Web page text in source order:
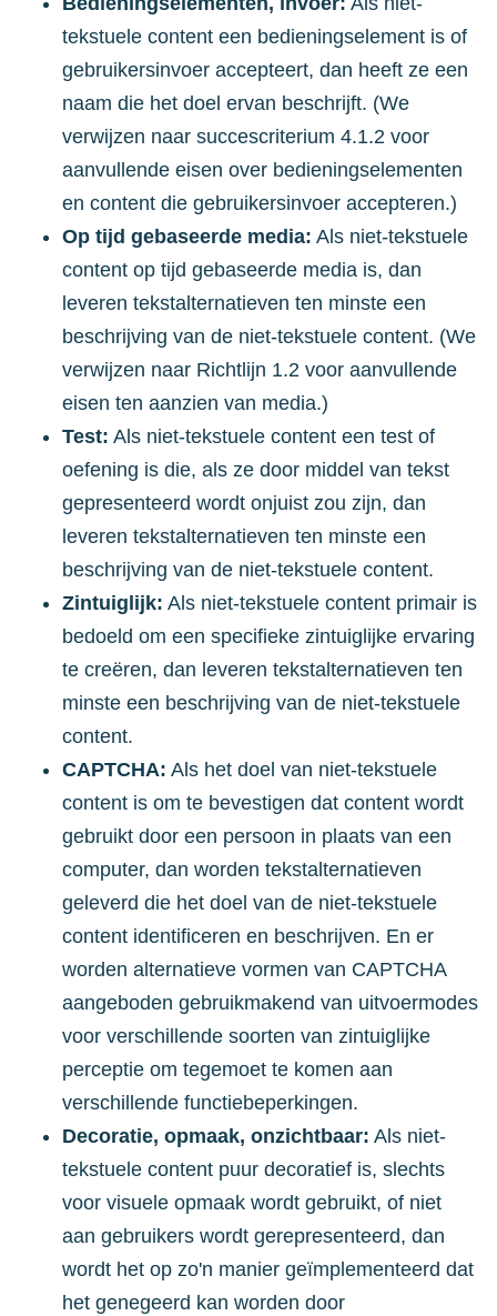
tekstuele content een bedieningselement is of
gebruikersinvoer accepteert, dan heeft ze een
naam die het doel ervan beschrijft. (We
verwijzen naar succescriterium 4.1.2 voor
aanvullende eisen over bedieningselementen
en content die gebruikersinvoer accepteren.)
Op tijd gebaseerde media: Als niet-tekstuele
content op tijd gebaseerde media is, dan
leveren tekstalternatieven ten minste een
beschrijving van de niet-tekstuele content. (We
verwijzen naar Richtlijn 1.2 voor aanvullende
eisen ten aanzien van media.)
Test: Als niet-tekstuele content een test of
oefening is die, als ze door middel van tekst
gepresenteerd wordt onjuist zou zijn, dan
leveren tekstalternatieven ten minste een
beschrijving van de niet-tekstuele content.
Zintuiglijk: Als niet-tekstuele content primair is
bedoeld om een specifieke zintuiglijke ervaring
te creëren, dan leveren tekstalternatieven ten
minste een beschrijving van de niet-tekstuele
content.
CAPTCHA: Als het doel van niet-tekstuele
content is om te bevestigen dat content wordt
gebruikt door een persoon in plaats van een
computer, dan worden tekstalternatieven
geleverd die het doel van de niet-tekstuele
content identificeren en beschrijven. En er
worden alternatieve vormen van CAPTCHA
aangeboden gebruikmakend van uitvoermodes
voor verschillende soorten van zintuiglijke
perceptie om tegemoet te komen aan
verschillende functiebeperkingen.
Decoratie, opmaak, onzichtbaar: Als niet-
tekstuele content puur decoratief is, slechts
voor visuele opmaak wordt gebruikt, of niet
aan gebruikers wordt gerepresenteerd, dan
wordt het op zo'n manier geïmplementeerd dat
het genegeerd kan worden door